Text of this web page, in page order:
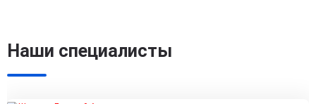
Наши специалисты